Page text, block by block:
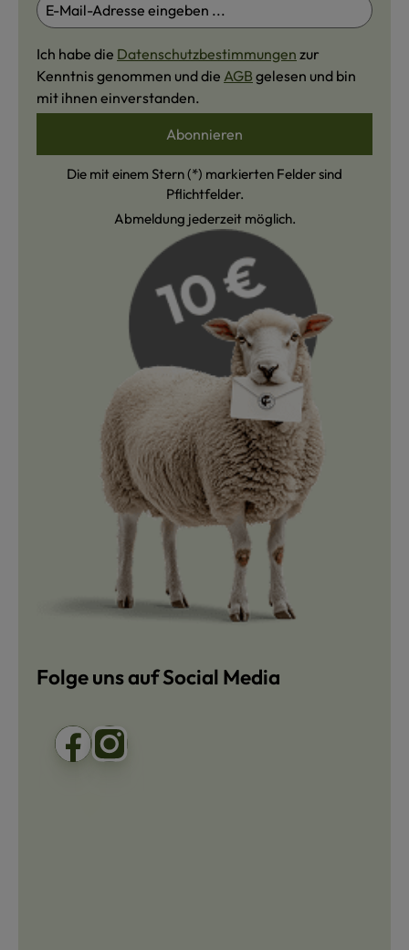
Ich habe die Datenschutzbestimmungen zur
Kenntnis genommen und die AGB gelesen und bin
mit ihnen einverstanden.
Abonnieren
Die mit einem Stern (*) markierten Felder sind
Pflichtfelder.
Abmeldung jederzeit möglich.
Folge uns auf Social Media